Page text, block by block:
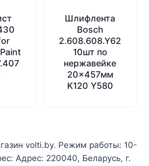
Шлифлента
Bosch
2.608.608.Y62
10шт по
нержавейке
20×457мм
K120 Y580
volti.by. Режим работы: 10-
Адрес: 220040, Беларусь, г.